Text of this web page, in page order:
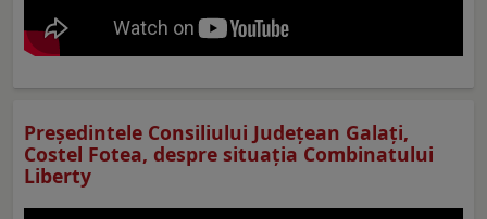
Preşedintele Consiliului Judeţean Galaţi,
Costel Fotea, despre situaţia Combinatului
Liberty